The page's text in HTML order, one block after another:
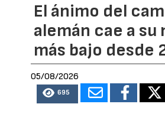
El ánimo del
alemán cae a su
más bajo desde
05/08/2026
695